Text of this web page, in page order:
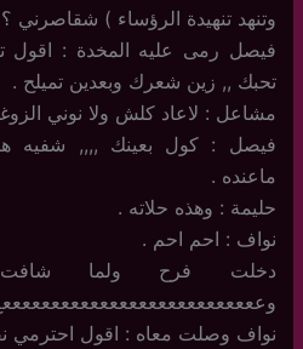
وتنهد تنهيدة الرؤساء ) شقاصرني
فيصل رمى عليه المخدة : اقول
تحبك ,, زين شعرك وبعدين تميلح .
مشاعل : لاعاد كلش ولا نوني
فيصل : كول بعينك ,,,, شفيه
ماعنده .
حليمة : وهذه حلاته .
نواف : احم احم .
دخلت فرح ولما
نواف وصلت معاه : اقول احترمي